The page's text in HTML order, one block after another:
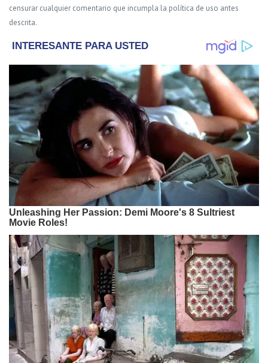
censurar cualquier comentario que incumpla la política de uso antes
descrita.